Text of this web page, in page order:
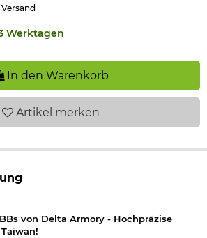
Versand
Werktagen
In den Warenkorb
Artikel merken
von Delta Armory - Hochpräzise